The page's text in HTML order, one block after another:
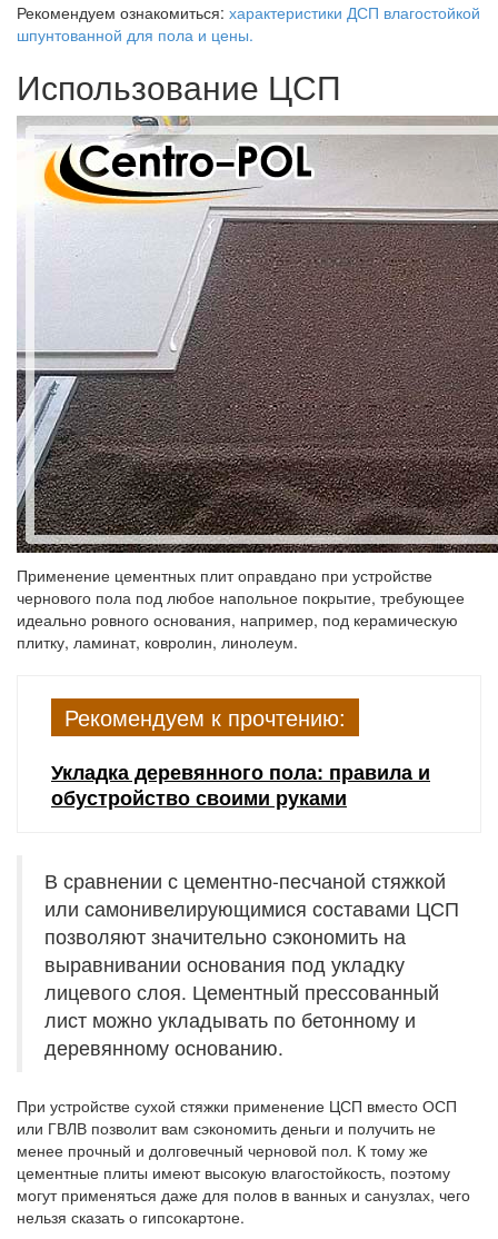
Рекомендуем ознакомиться: характеристики ДСП влагостойкой
шпунтованной для пола и цены.
Использование ЦСП
Применение цементных плит оправдано при устройстве
чернового пола под любое напольное покрытие, требующее
идеально ровного основания, например, под керамическую
плитку, ламинат, ковролин, линолеум.
Рекомендуем к прочтению:
Укладка деревянного пола: правила и
обустройство своими руками
В сравнении с цементно-песчаной стяжкой
или самонивелирующимися составами ЦСП
позволяют значительно сэкономить на
выравнивании основания под укладку
лицевого слоя. Цементный прессованный
лист можно укладывать по бетонному и
деревянному основанию.
При устройстве сухой стяжки применение ЦСП вместо ОСП
или ГВЛВ позволит вам сэкономить деньги и получить не
менее прочный и долговечный черновой пол. К тому же
цементные плиты имеют высокую влагостойкость, поэтому
могут применяться даже для полов в ванных и санузлах, чего
нельзя сказать о гипсокартоне.